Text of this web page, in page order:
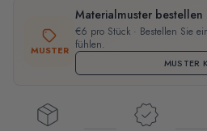
MUSTER
Materialmuster bestellen
€6 pro Stück · Bestellen Sie
fühlen.
MUSTER